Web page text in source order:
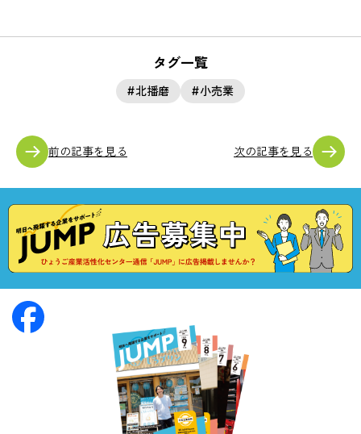
タグ一覧
北播磨 小売業
前の記事を見る 次の記事を見る